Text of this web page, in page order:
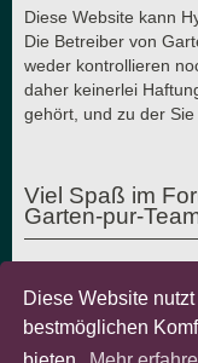
Diese Website
bestmöglichen
Diese Website kann
Die Betreiber von
weder kontrollieren
daher keinerlei
gehört, und zu der
Viel Spaß im
Garten-pur-
Letzte